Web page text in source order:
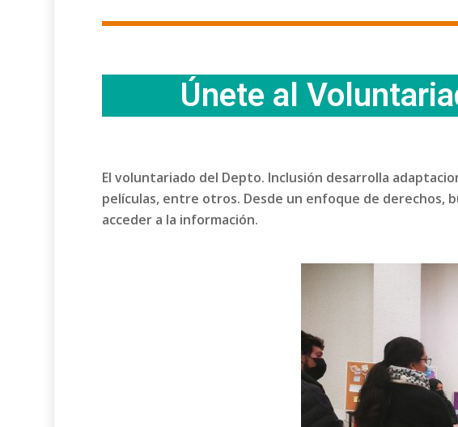
Únete al
El voluntariado del Depto. Inclusión desarrolla
películas, entre otros. Desde un enfoque de derechos,
acceder a la información.